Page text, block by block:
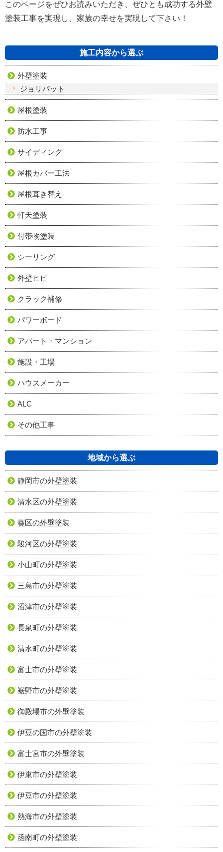
このページをぜひお読みいただき、ぜひとも成功する外壁
塗装工事を実現し、家族の幸せを実現して下さい！
施工内容から選ぶ
外壁塗装
ジョリパット
屋根塗装
防水工事
サイディング
屋根カバー工法
屋根葺き替え
軒天塗装
付帯物塗装
シーリング
外壁ヒビ
クラック補修
パワーボード
アパート・マンション
施設・工場
ハウスメーカー
ALC
その他工事
地域から選ぶ
静岡市の外壁塗装
清水区の外壁塗装
葵区の外壁塗装
駿河区の外壁塗装
小山町の外壁塗装
三島市の外壁塗装
沼津市の外壁塗装
長泉町の外壁塗装
清水町の外壁塗装
富士市の外壁塗装
裾野市の外壁塗装
御殿場市の外壁塗装
伊豆の国市の外壁塗装
富士宮市の外壁塗装
伊東市の外壁塗装
伊豆市の外壁塗装
熱海市の外壁塗装
函南町の外壁塗装